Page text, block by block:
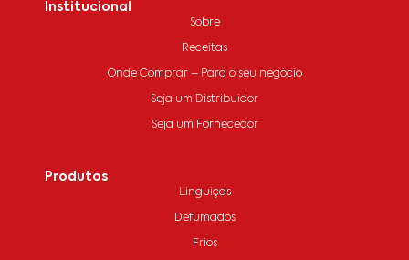
Institucional
Sobre
Receitas
Onde Comprar – Para o seu negócio
Seja um Distribuidor
Seja um Fornecedor
Produtos
Linguiças
Defumados
Frios